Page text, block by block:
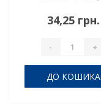
34,25 грн.
- +
ДО КОШИКА